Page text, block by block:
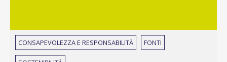
CONSAPEVOLEZZA E RESPONSABILITÀ FONTI